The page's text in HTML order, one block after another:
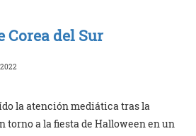
Corea del Sur
la atención mediática tras la
torno a la fiesta de Halloween en un